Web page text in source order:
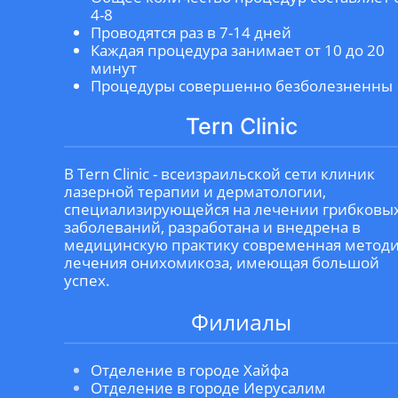
4-8
Проводятся раз в 7-14 дней
Каждая процедура занимает от 10 до 20
минут
Процедуры совершенно безболезненны
Tern Clinic
В Tern Clinic - всеизраильской сети клиник
лазерной терапии и дерматологии,
специализирующейся на лечении
заболеваний, разработана и внедрена в
медицинскую практику современная
лечения онихомикоза, имеющая большой
успех.
Филиалы
Отделение в городе Хайфа
Отделение в городе Иерусалим